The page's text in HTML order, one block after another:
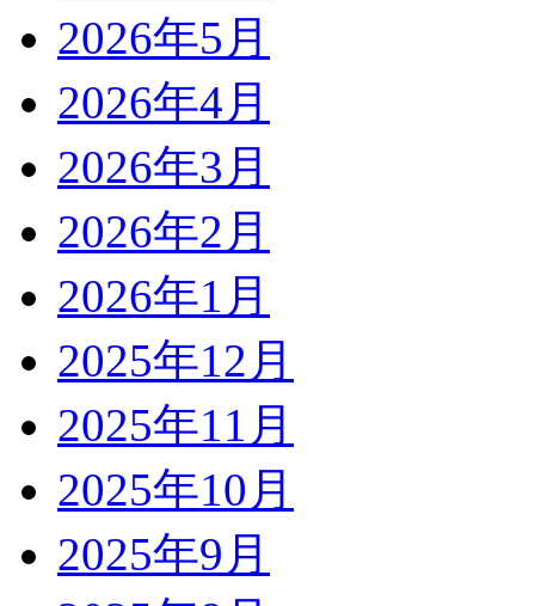
2026年5月
2026年4月
2026年3月
2026年2月
2026年1月
2025年12月
2025年11月
2025年10月
2025年9月